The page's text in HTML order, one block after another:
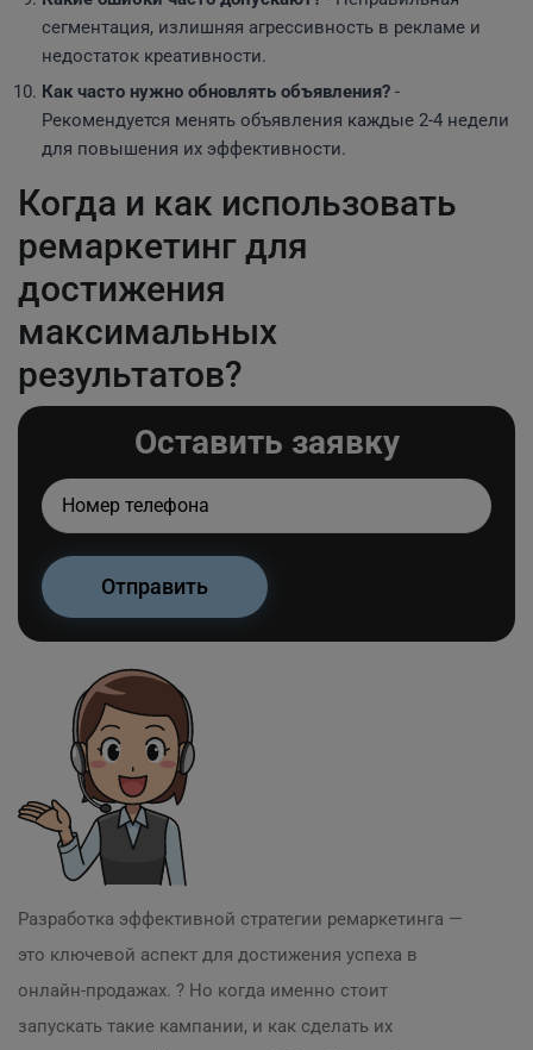
сегментация, излишняя агрессивность в рекламе и
недостаток креативности.
Как часто нужно обновлять объявления? -
Рекомендуется менять объявления каждые 2-4 недели
для повышения их эффективности.
Когда и как использовать
ремаркетинг для
достижения
максимальных
результатов?
Оставить заявку
Разработка эффективной стратегии ремаркетинга —
это ключевой аспект для достижения успеха в
онлайн-продажах. ? Но когда именно стоит
запускать такие кампании, и как сделать их